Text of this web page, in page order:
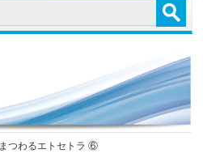
（初回申請）
（異議申立）
つわるエトセトラ ⑥